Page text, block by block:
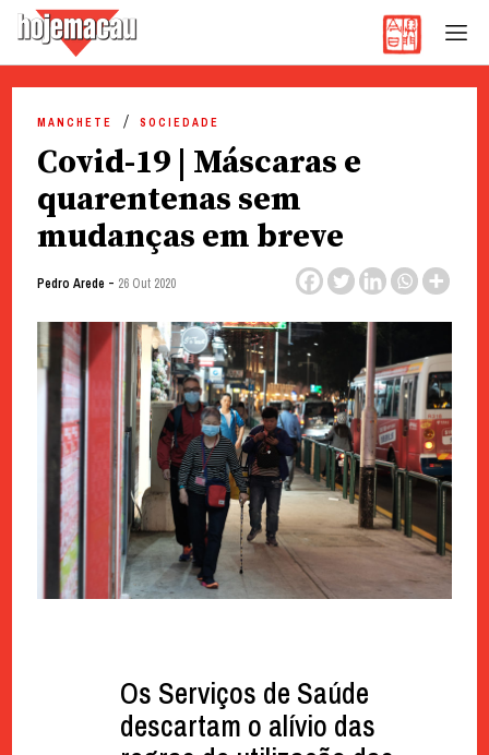
content
MANCHETE SOCIEDADE
Covid-19 | Máscaras e
quarentenas sem
mudanças em breve
Pedro Arede - 26 Out 2020
Os Serviços de Saúde
descartam o alívio das